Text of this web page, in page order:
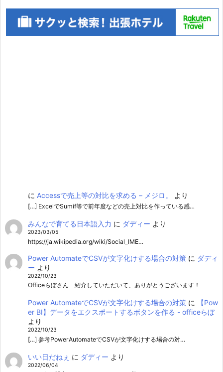
に Accessで売上等の対比を求める – メジロ。 より
[…] ExcelでSumif等で前年度などの売上対比を作っている感…
みんなで育てる日本語入力 に ダディー より
2023/03/05
https://ja.wikipedia.org/wiki/Social_IME…
Power AutomateでCSVが文字化けする場合の対策に ダディ
ー より
2022/10/23
Officeらぼさん 紹介していただいて、ありがとうございます！
Power AutomateでCSVが文字化けする場合の対策に
【Pow
er BI】データをエクスポートするボタンを作る - officeらぼ
より
2022/10/23
[…] 参考PowerAutomateでCSVが文字化けする場合の対…
いい日だねぇ に ダディー より
2022/06/04